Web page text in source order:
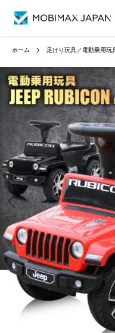
ホーム 足けり玩具／電動乗用玩